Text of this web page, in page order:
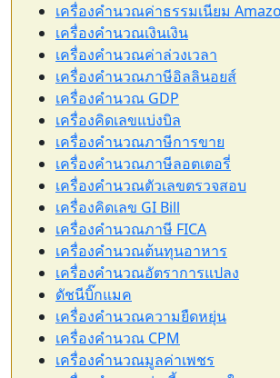
เครื่องคำนวณค่าธรรมเนียม
เครื่องคำนวณเงินเงิน
เครื่องคำนวณค่าล่วงเวลา
เครื่องคำนวณภาษีอิลลินอยส์
เครื่องคำนวณ GDP
เครื่องคิดเลขแบ่งบิล
เครื่องคำนวณภาษีการขาย
เครื่องคำนวณภาษีลอตเตอรี่
เครื่องคำนวณตัวเลขตรวจสอบ
เครื่องคิดเลข GI Bill
เครื่องคำนวณภาษี FICA
เครื่องคำนวณต้นทุนอาหาร
เครื่องคำนวณอัตราการแปลง
ดัชนีบิ๊กแมค
เครื่องคำนวณความยืดหยุ่น
เครื่องคำนวณ CPM
เครื่องคำนวณมูลค่าเพชร